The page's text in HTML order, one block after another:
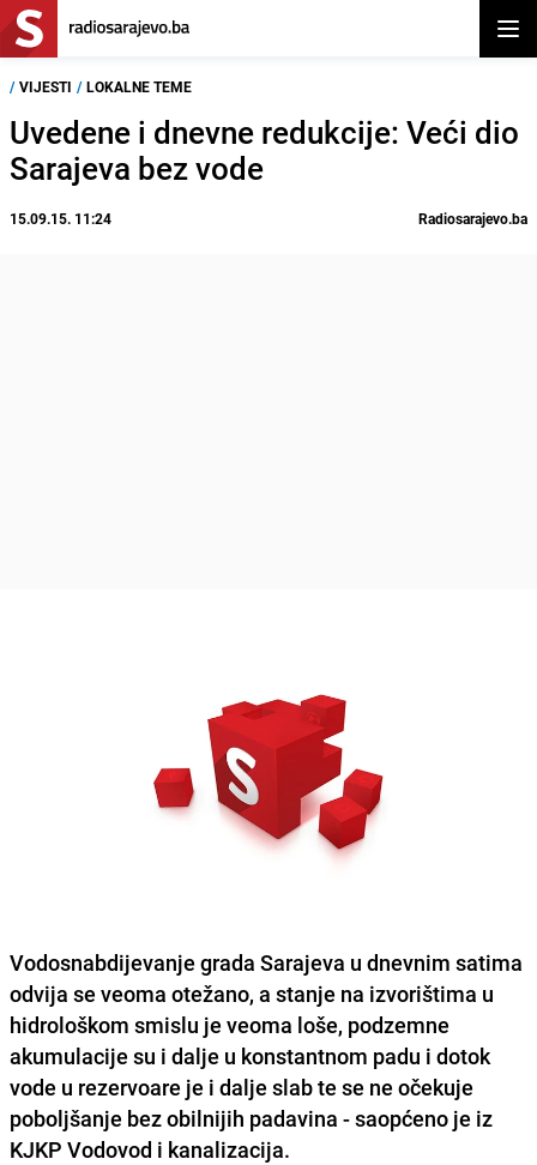
/ VIJESTI / LOKALNE TEME
Uvedene i dnevne redukcije: Veći dio
Sarajeva bez vode
15.09.15. 11:24 Radiosarajevo.ba
Vodosnabdijevanje grada Sarajeva u dnevnim satima
odvija se veoma otežano, a stanje na izvorištima u
hidrološkom smislu je veoma loše, podzemne
akumulacije su i dalje u konstantnom padu i dotok
vode u rezervoare je i dalje slab te se ne očekuje
poboljšanje bez obilnijih padavina - saopćeno je iz
KJKP Vodovod i kanalizacija.